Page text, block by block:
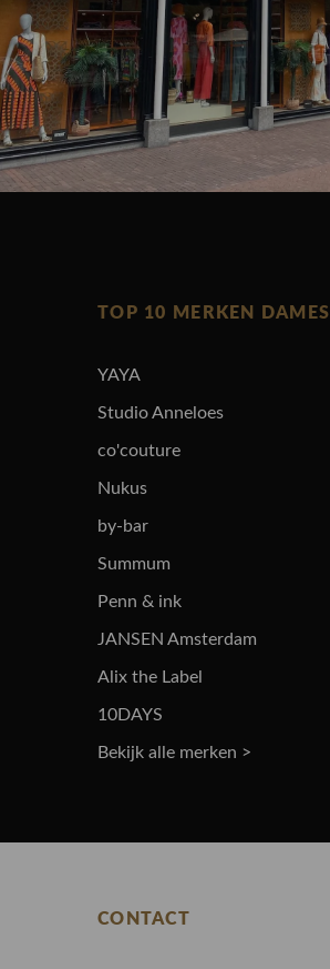
TOP 10 MERKEN DAMES
YAYA
Studio Anneloes
co'couture
Nukus
by-bar
Summum
Penn & ink
JANSEN Amsterdam
Alix the Label
10DAYS
Bekijk alle merken >
CONTACT